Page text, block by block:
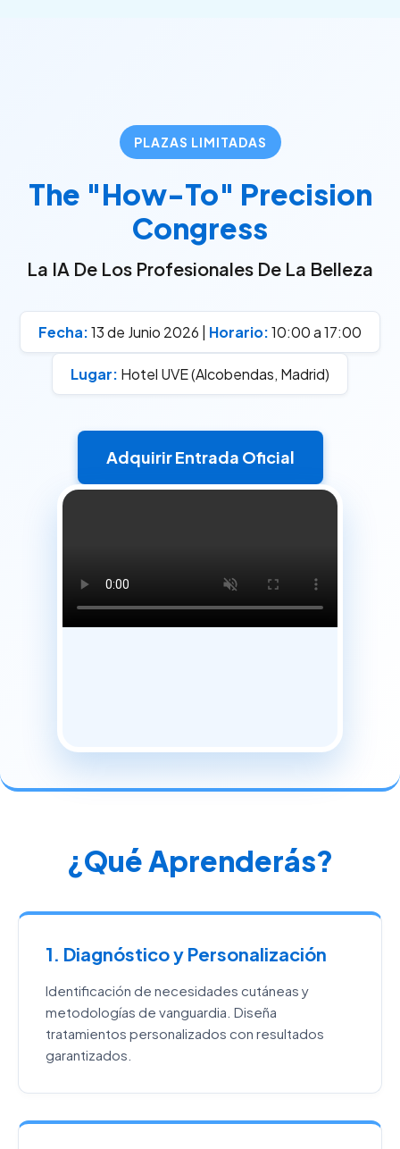
PLAZAS LIMITADAS
The "How-To" Precision
Congress
La IA De Los Profesionales De La Belleza
Fecha:13 de Junio 2026 | Horario:10:00 a 17:00
Lugar: Hotel UVE (Alcobendas, Madrid)
Adquirir Entrada Oficial
¿Qué Aprenderás?
1. Diagnóstico y Personalización
Identificación de necesidades cutáneas y
metodologías de vanguardia. Diseña
tratamientos personalizados con resultados
garantizados.